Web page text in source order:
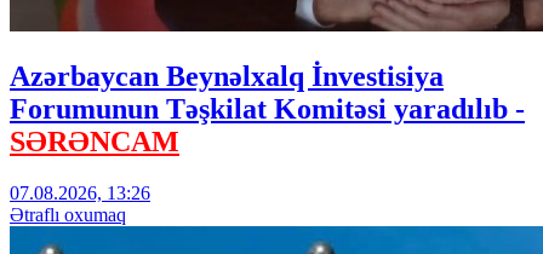
Azərbaycan Beynəlxalq İnvestisiya
Forumunun Təşkilat Komitəsi yaradılıb -
SƏRƏNCAM
07.08.2026, 13:26
Ətraflı oxumaq